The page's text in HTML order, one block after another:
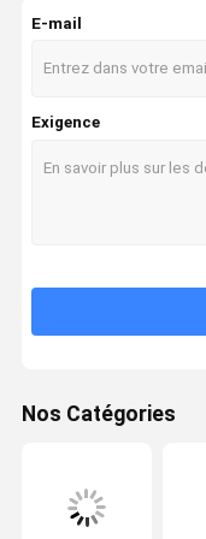
E-mail
Exigence
Nos Catégories